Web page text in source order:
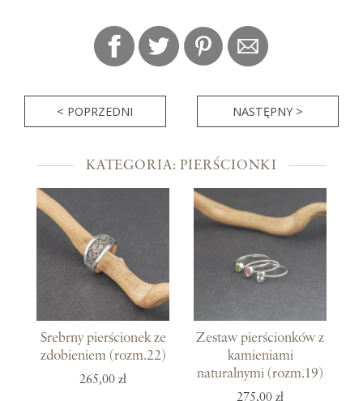
< POPRZEDNI NASTĘPNY >
KATEGORIA: PIERŚCIONKI
Srebrny pierścionek ze
zdobieniem (rozm.22)
265,00 zł
Zestaw pierścionków z
kamieniami
naturalnymi (rozm.19)
275,00 zł